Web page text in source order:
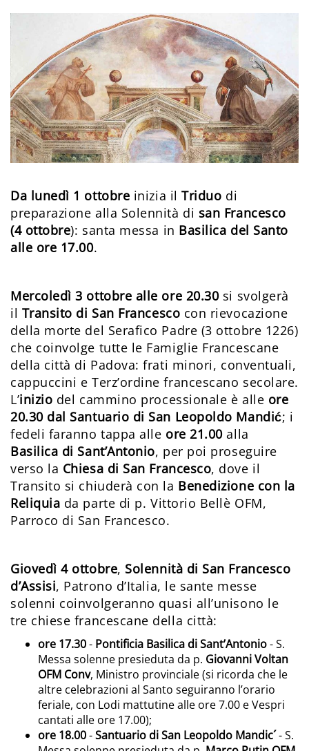
Da lunedì 1 ottobre inizia ilTriduo di
preparazione alla Solennità di san Francesco
(4 ottobre): santa messa in Basilica del Santo
alle ore 17.00.
Mercoledì 3 ottobre alle ore 20.30si svolgerà
il Transito di San Francesco con rievocazione
della morte del Serafico Padre (3 ottobre 1226)
che coinvolge tutte le Famiglie Francescane
della città di Padova: frati minori, conventuali,
cappuccini e Terz’ordine francescano secolare.
L’inizio del cammino processionale è alle ore
20.30 dal Santuario di San Leopoldo Mandić; i
fedeli faranno tappa alle ore 21.00alla
Basilica di Sant’Antonio, per poi proseguire
verso la Chiesa di San Francesco, dove il
Transito si chiuderà con la Benedizione con la
Reliquia da parte di p. Vittorio Bellè OFM,
Parroco di San Francesco.
Giovedì 4 ottobre, Solennità di San Francesco
d’Assisi, Patrono d’Italia, le sante messe
solenni coinvolgeranno quasi all’unisono le
tre chiese francescane della città:
ore 17.30- Pontificia Basilica di Sant’Antonio- S.
Messa solenne presieduta da p. Giovanni Voltan
OFM Conv, Ministro provinciale (si ricorda che le
altre celebrazioni al Santo seguiranno l’orario
feriale, con Lodi mattutine alle ore 7.00 e Vespri
cantati alle ore 17.00);
ore 18.00-Santuario di San Leopoldo Mandic´- S.